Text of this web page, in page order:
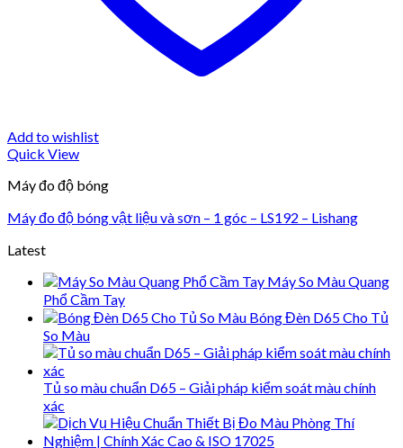
Add to wishlist
Quick View
Máy đo độ bóng
Máy đo độ bóng vật liệu và sơn – 1 góc – LS192 – Lishang
Latest
Máy So Màu Quang
Phổ Cầm Tay
Bóng Đèn D65 Cho Tủ
So Màu
Tủ so màu chuẩn D65 – Giải pháp kiểm soát màu chính
xác